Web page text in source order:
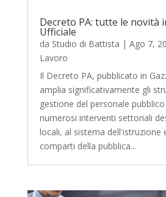
Decreto PA: tutte le novità
Ufficiale
da Studio di Battista | Ago 7,
Lavoro
Il Decreto PA, pubblicato in
amplia significativamente gli
gestione del personale
numerosi interventi settoriali
locali, al sistema dell'istruzione
comparti della pubblica...